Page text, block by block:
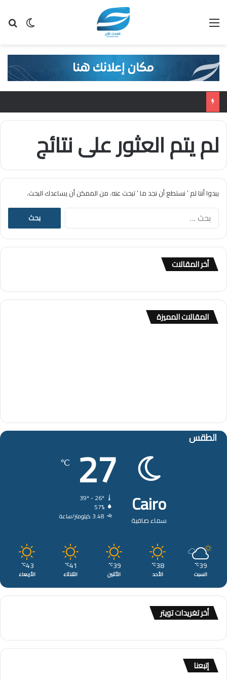
لم يتم العثور على نتائج
يبدوا أننا لم ’ نستطع أن نجد ما ’ تبحث عنه. من الممكن أن يساعدك البحث.
ا
ح
أخر المقالات
المقالات المميزة
الطقس
Cairo
سماء صافية
27
℃
57%
3.48 كيلومتر/ساعة
39
℃
السبت
38
℃
الأحد
39
℃
الأثنين
41
℃
الثلاثاء
43
℃
الأربعاء
أخر تغريدات تويتر
إتبعنا